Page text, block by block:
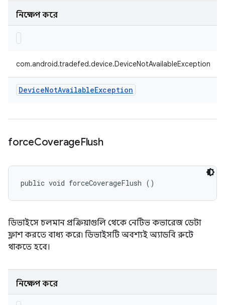
নিক্ষেপ করে
com.android.tradefed.device.DeviceNotAvailableException
DeviceNotAvailableException
forceCoverageFlush
public void forceCoverageFlush ()
ডিভাইসে চলমান প্রক্রিয়াগুলি থেকে নেটিভ কভারেজ ডেটা
ফ্লাশ করতে বাধ্য করে৷ ডিভাইসটি অবশ্যই অ্যাডবি রুটে
থাকতে হবে।
নিক্ষেপ করে